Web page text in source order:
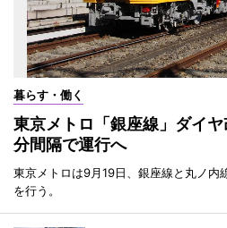
暮らす・働く
東京メトロ「銀座線」ダイ
分間隔で運行へ
東京メトロは9月19日、銀座線と丸ノ内
を行う。